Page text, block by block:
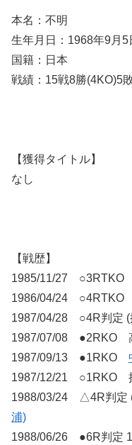
本名：不明
生年月日：1968年9月5
国籍：日本
戦績：15戦8勝(4KO)5
【獲得タイトル】
なし
【戦歴】
1985/11/27 ○3RTKO
1986/04/24 ○4RTKO
1987/04/28 ○4R判定
1987/07/08 ●2RKO
1987/09/13 ●1RKO
1987/12/21 ○1RKO
1988/03/24 △4R判定
浦)
1988/06/26 ●6R判定